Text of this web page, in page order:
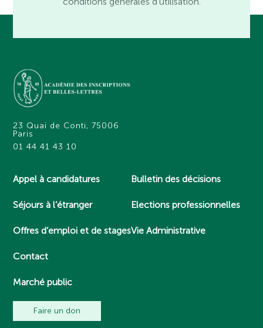
23 Quai de Conti, 75006
Paris
01 44 41 43 10
Appel à candidatures
Séjours à l’étranger
Offres d’emploi et de stages
Contact
Marché public
Bulletin des décisions
Elections professionnelles
Vie Administrative
Faire un don